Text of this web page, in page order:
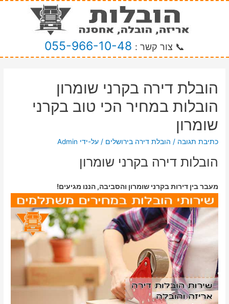
📞 צור קשר : 055-966-10-48
הובלת דירה בקרני שומרון
הובלות במחיר הכי טוב בקרני
שומרון
כתיבת תגובה / הובלת דירה בירושלים / על-ידי Admin
הובלות דירה בקרני שומרון
מעבר בין דירות בקרני שומרון והסביבה, הננו מגיעים!